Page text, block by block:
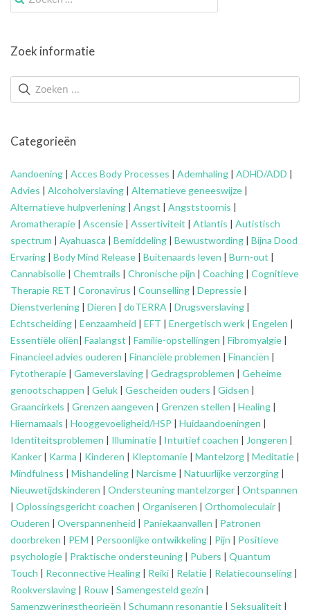
naar:
Zoek informatie
Categorieën
Aandoening | Acces Body Processes | Ademhaling | ADHD/ADD |
Advies | Alcoholverslaving | Alternatieve geneeswijze |
Alternatieve hulpverlening | Angst | Angststoornis |
Aromatherapie | Ascensie | Assertiviteit | Atlantis | Autistisch
spectrum | Ayahuasca | Bemiddeling | Bewustwording | Bijna Dood
Ervaring | Body Mind Release | Buitenaards leven | Burn-out |
Cannabisolie | Chemtrails | Chronische pijn | Coaching | Cognitieve
Therapie RET | Coronavirus | Counselling | Depressie |
Dienstverlening | Dieren | doTERRA | Drugsverslaving |
Echtscheiding | Eenzaamheid | EFT | Energetisch werk | Engelen |
Essentiële oliën| Faalangst | Familie-opstellingen | Fibromyalgie |
Financieel advies ouderen | Financiële problemen | Financiën |
Fytotherapie | Gameverslaving | Gedragsproblemen | Geheime
genootschappen | Geluk | Gescheiden ouders | Gidsen |
Graancirkels | Grenzen aangeven | Grenzen stellen | Healing |
Hiernamaals | Hooggevoeligheid/HSP | Huidaandoeningen |
Identiteitsproblemen | Illuminatie | Intuïtief coachen | Jongeren |
Kanker | Karma | Kinderen | Kleptomanie | Mantelzorg | Meditatie |
Mindfulness | Mishandeling | Narcisme | Natuurlijke verzorging |
Nieuwetijdskinderen | Ondersteuningmantelzorger | Ontspannen
| Oplossingsgericht coachen | Organiseren | Orthomoleculair |
Ouderen | Overspannenheid | Paniekaanvallen | Patronen
doorbreken | PEM | Persoonlijke ontwikkeling | Pijn | Positieve
psychologie | Praktische ondersteuning | Pubers | Quantum
Touch | Reconnective Healing | Reiki | Relatie | Relatiecounseling |
Rookverslaving | Rouw | Samengesteld gezin |
Samenzweringstheorieën | Schumann resonantie | Seksualiteit |